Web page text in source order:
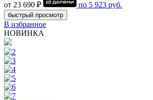
от 23 690 ₽
по 5 923 руб.
быстрый просмотр
В избранное
НОВИНКА